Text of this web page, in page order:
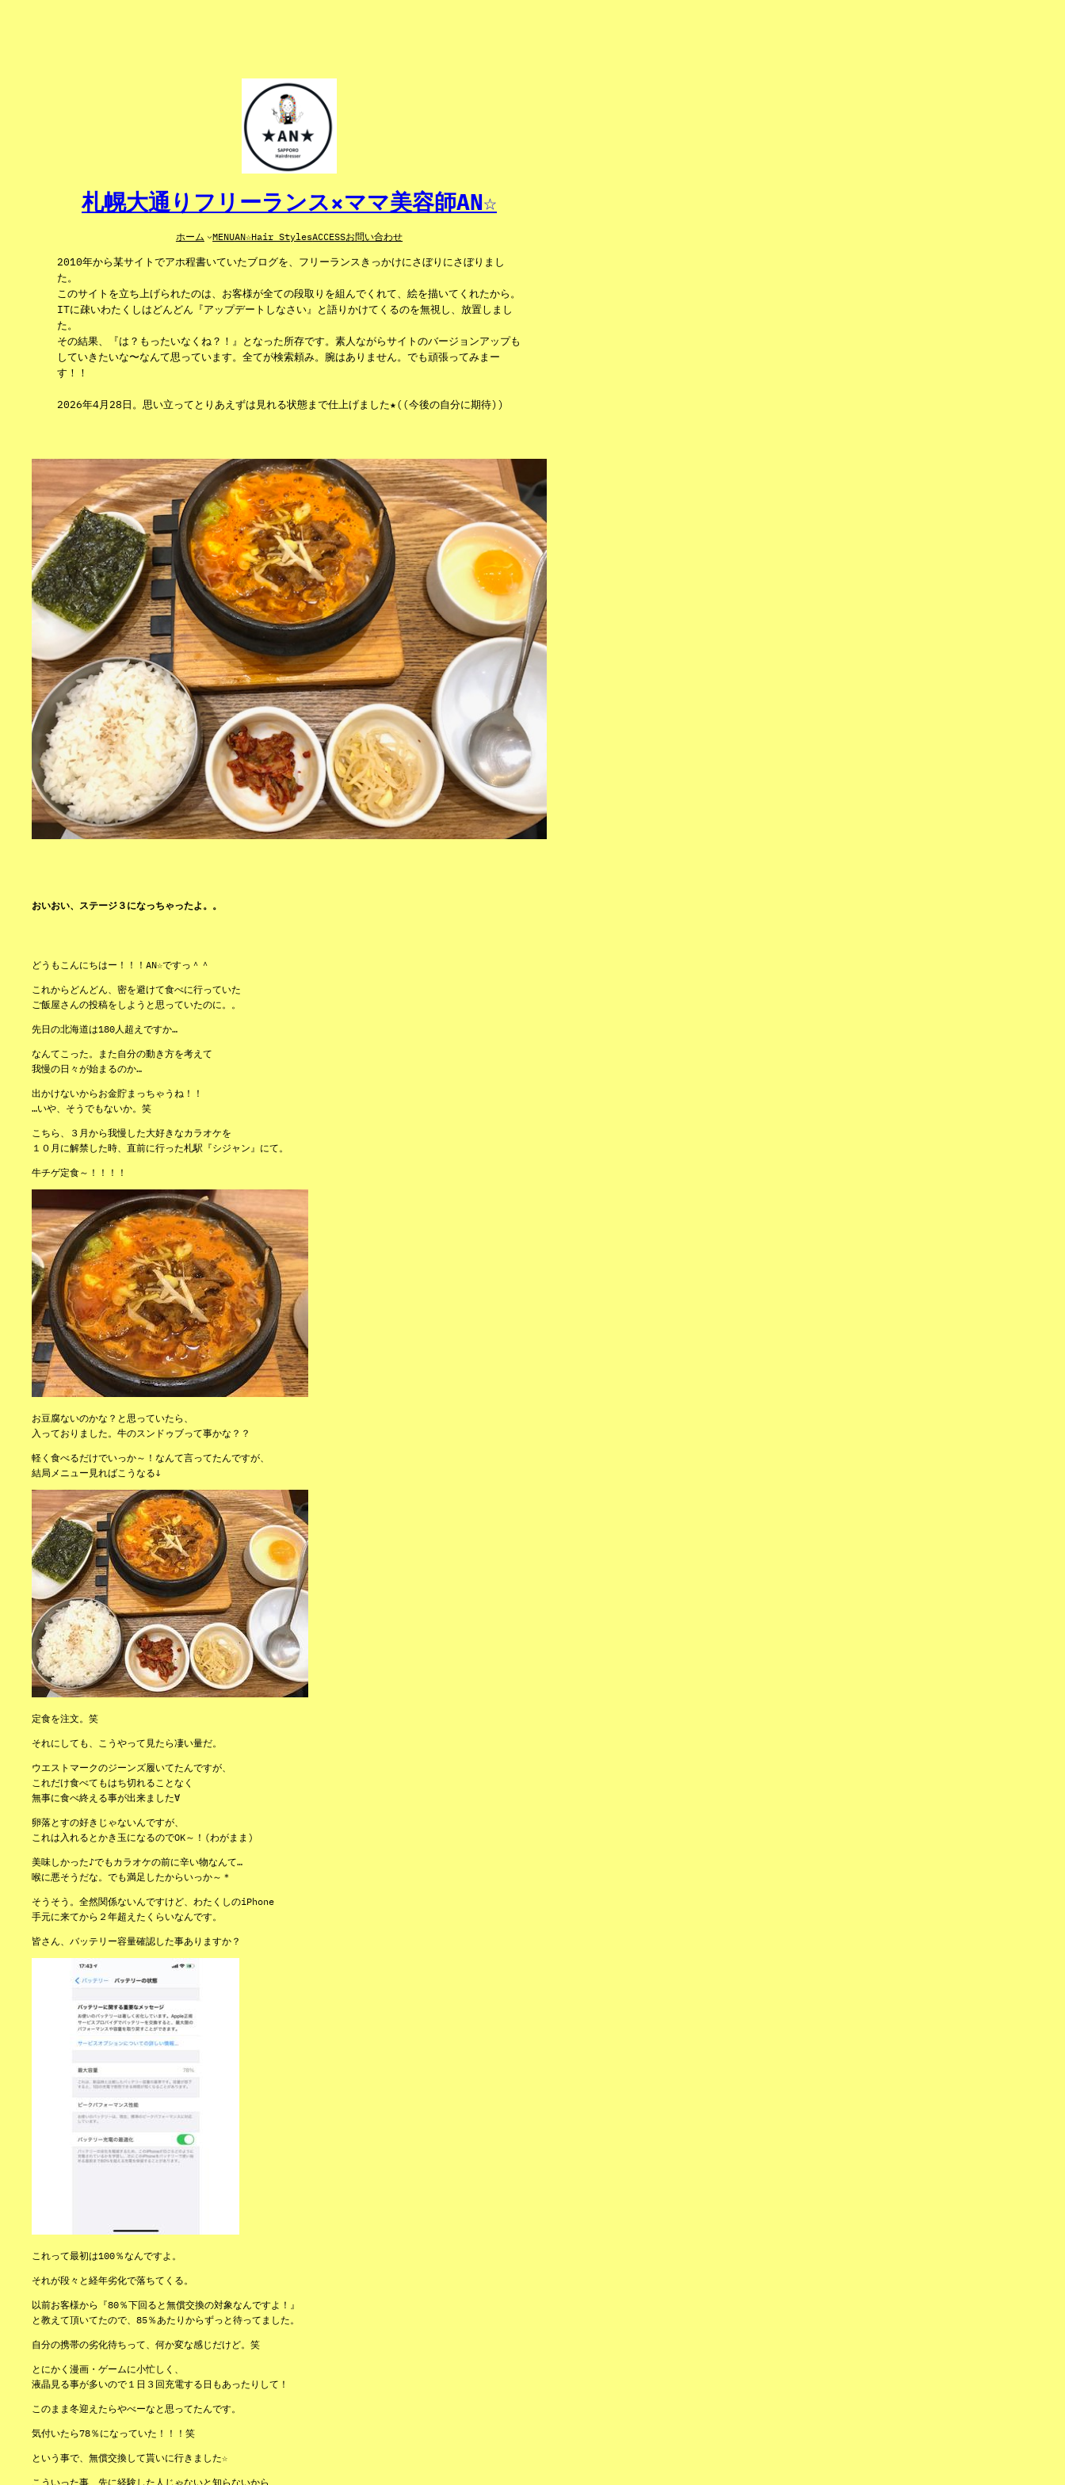
札幌大通りフリーランス×ママ美容師AN☆
ホーム MENUAN☆Hair StylesACCESSお問い合わせ
2010年から某サイトでアホ程書いていたブログを、フリーランスきっかけにさぼりにさぼりまし
た。
このサイトを立ち上げられたのは、お客様が全ての段取りを組んでくれて、絵を描いてくれたから。
ITに疎いわたくしはどんどん『アップデートしなさい』と語りかけてくるのを無視し、放置しまし
た。
その結果、『は？もったいなくね？！』となった所存です。素人ながらサイトのバージョンアップも
していきたいな〜なんて思っています。全てが検索頼み。腕はありません。でも頑張ってみまー
す！！
2026年4月28日。思い立ってとりあえずは見れる状態まで仕上げました★((今後の自分に期待))
おいおい、ステージ３になっちゃったよ。。
どうもこんにちはー！！！AN☆ですっ＾＾
これからどんどん、密を避けて食べに行っていた
ご飯屋さんの投稿をしようと思っていたのに。。
先日の北海道は180人超えですか…
なんてこった。また自分の動き方を考えて
我慢の日々が始まるのか…
出かけないからお金貯まっちゃうね！！
…いや、そうでもないか。笑
こちら、３月から我慢した大好きなカラオケを
１０月に解禁した時、直前に行った札駅『シジャン』にて。
牛チゲ定食～！！！！
お豆腐ないのかな？と思っていたら、
入っておりました。牛のスンドゥブって事かな？？
軽く食べるだけでいっか～！なんて言ってたんですが、
結局メニュー見ればこうなる↓
定食を注文。笑
それにしても、こうやって見たら凄い量だ。
ウエストマークのジーンズ履いてたんですが、
これだけ食べてもはち切れることなく
無事に食べ終える事が出来ました∀
卵落とすの好きじゃないんですが、
これは入れるとかき玉になるのでOK～！(わがまま)
美味しかった♪でもカラオケの前に辛い物なんて…
喉に悪そうだな。でも満足したからいっか～＊
そうそう。全然関係ないんですけど、わたくしのiPhone
手元に来てから２年超えたくらいなんです。
皆さん、バッテリー容量確認した事ありますか？
これって最初は100％なんですよ。
それが段々と経年劣化で落ちてくる。
以前お客様から『80％下回ると無償交換の対象なんですよ！』
と教えて頂いてたので、85％あたりからずっと待ってました。
自分の携帯の劣化待ちって、何か変な感じだけど。笑
とにかく漫画・ゲームに小忙しく、
液晶見る事が多いので１日３回充電する日もあったりして！
このまま冬迎えたらやべーなと思ってたんです。
気付いたら78％になっていた！！！笑
という事で、無償交換して貰いに行きました☆
こういった事、先に経験した人じゃないと知らないから